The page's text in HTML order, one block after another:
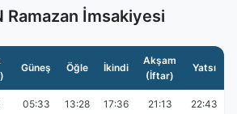
Ramazan İmsakiyesi
Güneş Öğle İkindi
Akşam
(İftar)
Yatsı
05:33 13:28 17:36 21:13 22:43